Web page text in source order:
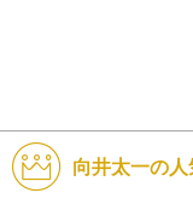
向井太一の